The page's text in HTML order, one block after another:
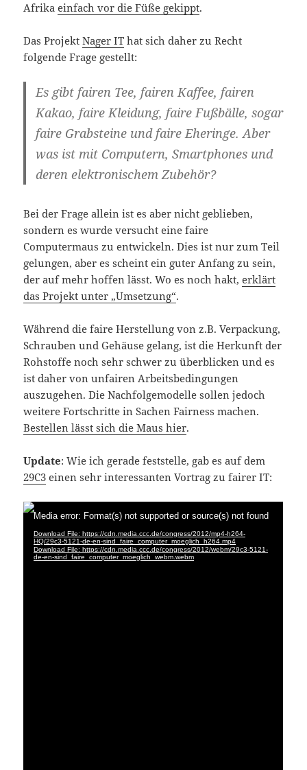
Afrikaeinfach vor die Füße gekippt.
Das ProjektNager IT hat sich daher zu Recht
folgende Frage gestellt:
Es gibt fairen Tee, fairen Kaffee, fairen
Kakao, faire Kleidung, faire Fußbälle, sogar
faire Grabsteine und faire Eheringe. Aber
was ist mit Computern, Smartphones und
deren elektronischem Zubehör?
Bei der Frage allein ist es aber nicht geblieben,
sondern es wurde versucht eine faire
Computermaus zu entwickeln. Dies ist nur zum Teil
gelungen, aber es scheint ein guter Anfang zu sein,
der auf mehr hoffen lässt. Wo es noch hakt,erklärt
das Projekt unter „Umsetzung“.
Während die faire Herstellung von z.B. Verpackung,
Schrauben und Gehäuse gelang, ist die Herkunft der
Rohstoffe noch sehr schwer zu überblicken und es
ist daher von unfairen Arbeitsbedingungen
auszugehen. Die Nachfolgemodelle sollen jedoch
weitere Fortschritte in Sachen Fairness machen.
Bestellen lässt sich die Maus hier.
Update: Wie ich gerade feststelle, gab es auf dem
29C3 einen sehr interessanten Vortrag zu fairer IT: